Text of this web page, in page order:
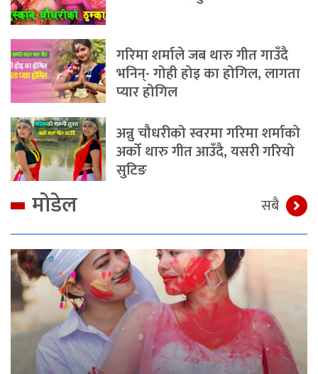
गरिमा शर्माले जब थारु गीत गाउँदै
भनिन्- गोही होइ का होगिल, लागता
प्यार होगिल
अन्नु चौधरीको स्वरमा गरिमा शर्माको
अर्को थारु गीत आउँदै, यसरी गरियो
सुटिङ
मोडेल सबै